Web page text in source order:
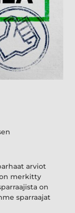
arviot
merkitty
on
sparraajat